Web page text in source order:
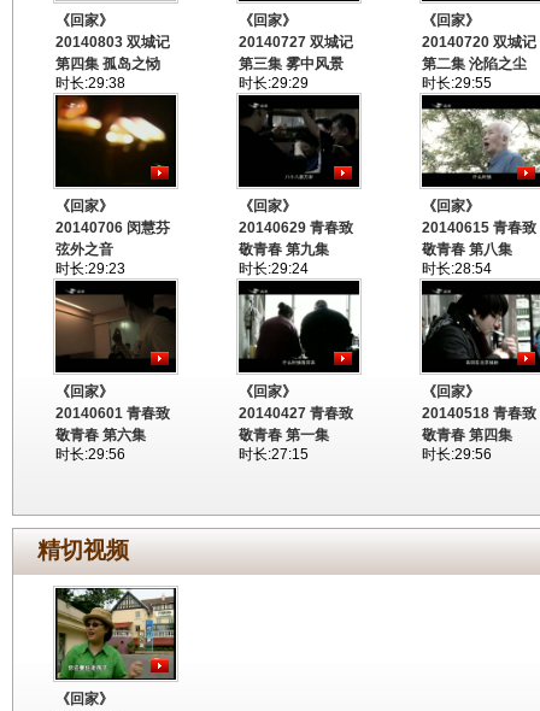
《回家》
20140803 双城记
第四集 孤岛之恸
时长:29:38
《回家》
20140727 双城记
第三集 雾中风景
时长:29:29
《回家》
20140720 双城记
第二集 沦陷之尘
时长:29:55
《回家》
20140706 闵慧芬
弦外之音
时长:29:23
《回家》
20140629 青春致
敬青春 第九集
时长:29:24
《回家》
20140615 青春致
敬青春 第八集
时长:28:54
《回家》
20140601 青春致
敬青春 第六集
时长:29:56
《回家》
20140427 青春致
敬青春 第一集
时长:27:15
《回家》
20140518 青春致
敬青春 第四集
时长:29:56
精切视频
《回家》